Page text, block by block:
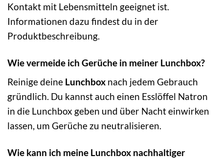
Kontakt mit Lebensmitteln geeignet ist.
Informationen dazu findest du in der
Produktbeschreibung.
Wie vermeide ich Gerüche in meiner Lunchbox?
Reinige deine Lunchbox nach jedem Gebrauch
gründlich. Du kannst auch einen Esslöffel Natron
in die Lunchbox geben und über Nacht einwirken
lassen, um Gerüche zu neutralisieren.
Wie kann ich meine Lunchbox nachhaltiger